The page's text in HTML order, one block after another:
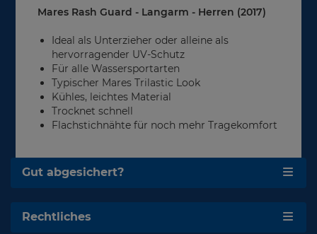
Mares Rash Guard - Langarm - Herren (2017)
Ideal als Unterzieher oder alleine als
hervorragender UV-Schutz
Für alle Wassersportarten
Typischer Mares Trilastic Look
Kühles, leichtes Material
Trocknet schnell
Flachstichnähte für noch mehr Tragekomfort
Gut abgesichert?
Rechtliches